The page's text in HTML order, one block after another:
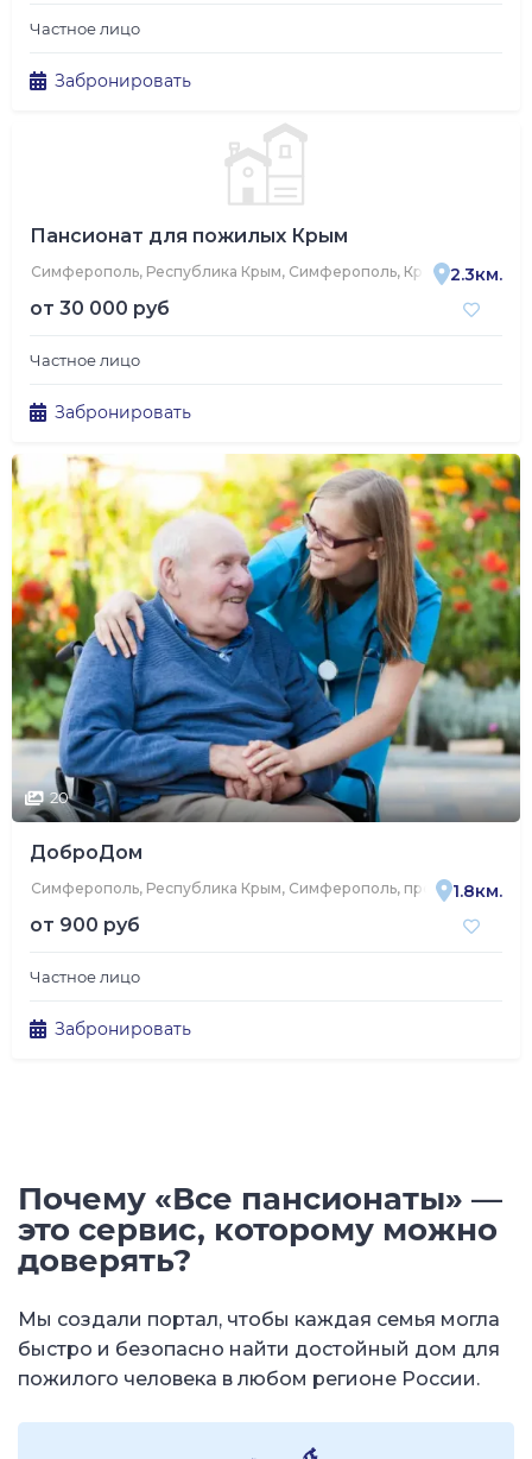
Частное лицо
Забронировать
Пансионат для пожилых Крым
Симферополь, Республика Крым, Симферополь, Красная улица, 9
2.3км.
от 30 000 руб
Частное лицо
Забронировать
20
ДоброДом
Симферополь, Республика Крым, Симферополь, проспект1.8км.
от 900 руб
Частное лицо
Забронировать
Почему «Все пансионаты» —
это сервис, которому можно
доверять?
Мы создали портал, чтобы каждая семья могла
быстро и безопасно найти достойный дом для
пожилого человека в любом регионе России.